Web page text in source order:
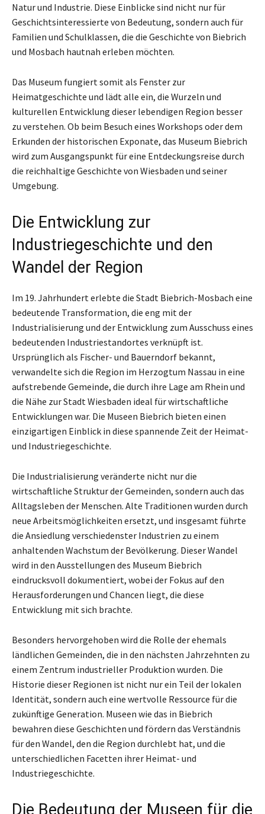
Natur und Industrie. Diese Einblicke sind nicht nur für
Geschichtsinteressierte von Bedeutung, sondern auch für
Familien und Schulklassen, die die Geschichte von Biebrich
und Mosbach hautnah erleben möchten.
Das Museum fungiert somit als Fenster zur
Heimatgeschichte und lädt alle ein, die Wurzeln und
kulturellen Entwicklung dieser lebendigen Region besser
zu verstehen. Ob beim Besuch eines Workshops oder dem
Erkunden der historischen Exponate, das Museum Biebrich
wird zum Ausgangspunkt für eine Entdeckungsreise durch
die reichhaltige Geschichte von Wiesbaden und seiner
Umgebung.
Die Entwicklung zur
Industriegeschichte und den
Wandel der Region
Im 19. Jahrhundert erlebte die Stadt Biebrich-Mosbach eine
bedeutende Transformation, die eng mit der
Industrialisierung und der Entwicklung zum Ausschuss eines
bedeutenden Industriestandortes verknüpft ist.
Ursprünglich als Fischer- und Bauerndorf bekannt,
verwandelte sich die Region im Herzogtum Nassau in eine
aufstrebende Gemeinde, die durch ihre Lage am Rhein und
die Nähe zur Stadt Wiesbaden ideal für wirtschaftliche
Entwicklungen war. Die Museen Biebrich bieten einen
einzigartigen Einblick in diese spannende Zeit der Heimat-
und Industriegeschichte.
Die Industrialisierung veränderte nicht nur die
wirtschaftliche Struktur der Gemeinden, sondern auch das
Alltagsleben der Menschen. Alte Traditionen wurden durch
neue Arbeitsmöglichkeiten ersetzt, und insgesamt führte
die Ansiedlung verschiedenster Industrien zu einem
anhaltenden Wachstum der Bevölkerung. Dieser Wandel
wird in den Ausstellungen des Museum Biebrich
eindrucksvoll dokumentiert, wobei der Fokus auf den
Herausforderungen und Chancen liegt, die diese
Entwicklung mit sich brachte.
Besonders hervorgehoben wird die Rolle der ehemals
ländlichen Gemeinden, die in den nächsten Jahrzehnten zu
einem Zentrum industrieller Produktion wurden. Die
Historie dieser Regionen ist nicht nur ein Teil der lokalen
Identität, sondern auch eine wertvolle Ressource für die
zukünftige Generation. Museen wie das in Biebrich
bewahren diese Geschichten und fördern das Verständnis
für den Wandel, den die Region durchlebt hat, und die
unterschiedlichen Facetten ihrer Heimat- und
Industriegeschichte.
Die Bedeutung der Museen für die